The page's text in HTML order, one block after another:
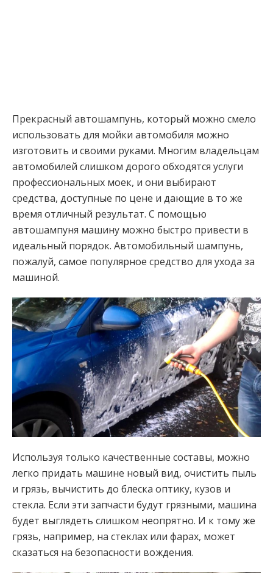
Прекрасный автошампунь, который можно смело
использовать для мойки автомобиля можно
изготовить и своими руками. Многим владельцам
автомобилей слишком дорого обходятся услуги
профессиональных моек, и они выбирают
средства, доступные по цене и дающие в то же
время отличный результат. С помощью
автошампуня машину можно быстро привести в
идеальный порядок. Автомобильный шампунь,
пожалуй, самое популярное средство для ухода за
машиной.
Используя только качественные составы, можно
легко придать машине новый вид, очистить пыль
и грязь, вычистить до блеска оптику, кузов и
стекла. Если эти запчасти будут грязными, машина
будет выглядеть слишком неопрятно. И к тому же
грязь, например, на стеклах или фарах, может
сказаться на безопасности вождения.